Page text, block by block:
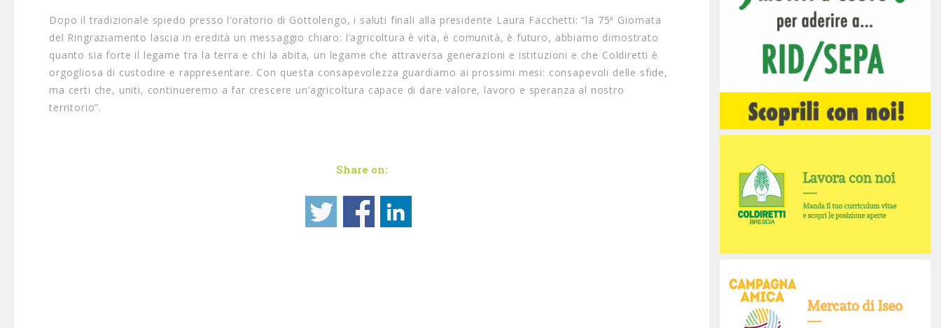
Dopo il tradizionale spiedo presso l’oratorio di Gottolengo, i saluti finali alla presidente Laura Facchetti: “la 75ª Giornata
del Ringraziamento lascia in eredità un messaggio chiaro: l’agricoltura è vita, è comunità, è futuro, abbiamo dimostrato
quanto sia forte il legame tra la terra e chi la abita, un legame che attraversa generazioni e istituzioni e che Coldiretti è
orgogliosa di custodire e rappresentare. Con questa consapevolezza guardiamo ai prossimi mesi: consapevoli delle sfide,
ma certi che, uniti, continueremo a far crescere un’agricoltura capace di dare valore, lavoro e speranza al nostro
territorio”.
Share on: